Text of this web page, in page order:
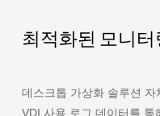
최적화된 모니터
데스크톱 가상화 솔루션
VDI 사용 로그 데이터를 통